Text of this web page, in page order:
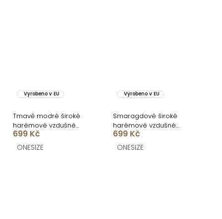
Vyrobeno v EU
Tmavě modré široké
harémové vzdušné
kalhoty MYRAEL
699 Kč
ONESIZE
Vyrobeno v EU
Smaragdové široké
harémové vzdušné
kalhoty MYRAEL
699 Kč
ONESIZE